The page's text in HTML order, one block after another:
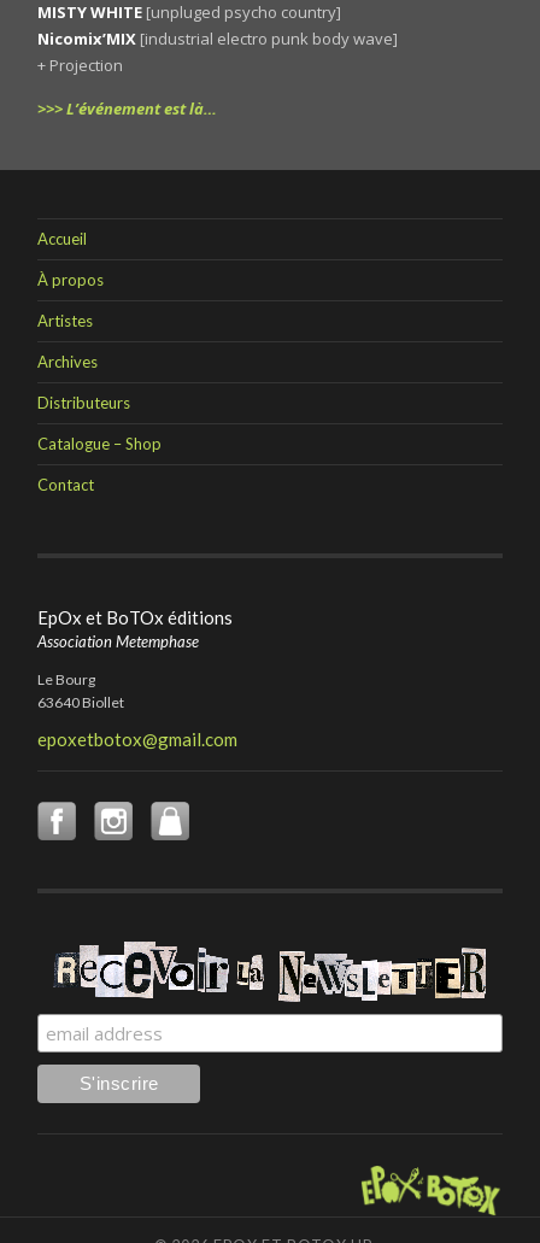
MISTY WHITE [unpluged psycho country]
Nicomix’MIX [industrial electro punk body wave]
+ Projection
>>> L’événement est là…
Accueil
À propos
Artistes
Archives
Distributeurs
Catalogue – Shop
Contact
EpOx et BoTOx éditions
Association Metemphase
Le Bourg
63640 Biollet
epoxetbotox@gmail.com